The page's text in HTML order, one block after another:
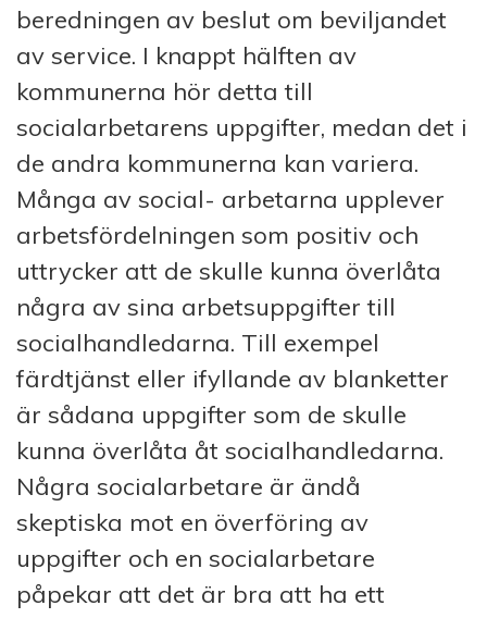
beredningen av beslut om beviljandet
av service. I knappt hälften av
kommunerna hör detta till
socialarbetarens uppgifter, medan det i
de andra kommunerna kan variera.
Många av social- arbetarna upplever
arbetsfördelningen som positiv och
uttrycker att de skulle kunna överlåta
några av sina arbetsuppgifter till
socialhandledarna. Till exempel
färdtjänst eller ifyllande av blanketter
är sådana uppgifter som de skulle
kunna överlåta åt socialhandledarna.
Några socialarbetare är ändå
skeptiska mot en överföring av
uppgifter och en socialarbetare
påpekar att det är bra att ha ett